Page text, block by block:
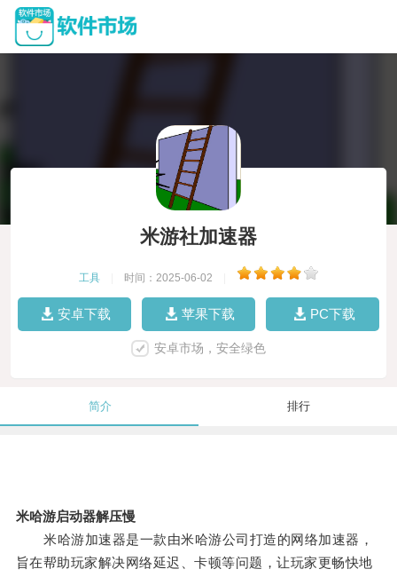
米游社加速器
工具 时间：2025-06-02
安卓下载 苹果下载 PC下载
安卓市场，安全绿色
简介 排行
米哈游启动器解压慢
米哈游加速器是一款由米哈游公司打造的网络加速器，
旨在帮助玩家解决网络延迟、卡顿等问题，让玩家更畅快地